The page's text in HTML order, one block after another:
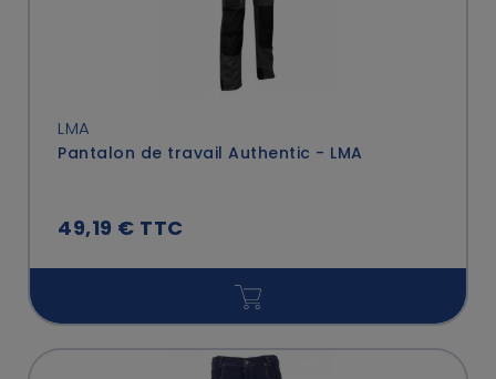
LMA
Pantalon de travail Authentic - LMA
49,19 € TTC